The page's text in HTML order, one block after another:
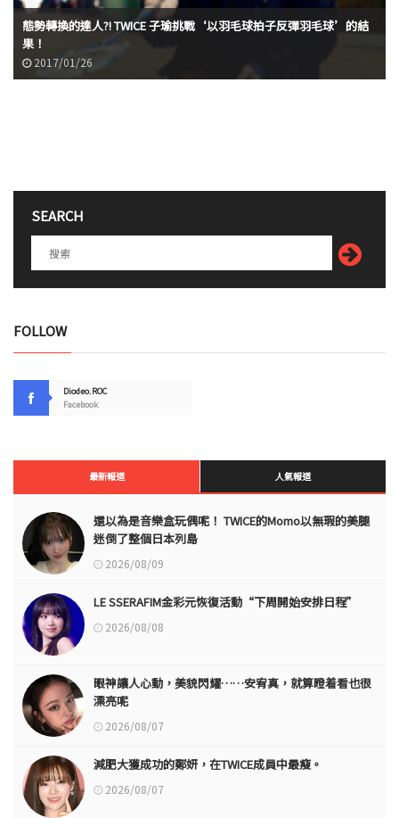
態勢轉換的達人?! TWICE 子瑜挑戰‘以羽毛球拍子反彈羽毛球’的結
果！
2017/01/26
SEARCH
FOLLOW
Diodeo.ROC
Facebook
最新報道 人氣報道
還以為是音樂盒玩偶呢！ TWICE的Momo以無瑕的美腿
迷倒了整個日本列島
2026/08/09
LE SSERAFIM金彩元恢復活動“下周開始安排日程”
2026/08/08
眼神讓人心動，美貌閃耀……安宥真，就算瞪着看也很
漂亮呢
2026/08/07
減肥大獲成功的鄭妍，在TWICE成員中最瘦。
2026/08/07